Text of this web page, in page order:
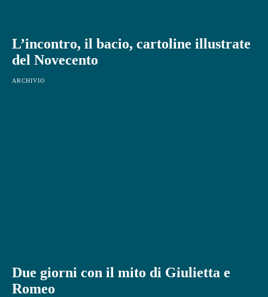
L’incontro, il bacio, cartoline illustrate
del Novecento
ARCHIVIO
Due giorni con il mito di Giulietta e
Romeo